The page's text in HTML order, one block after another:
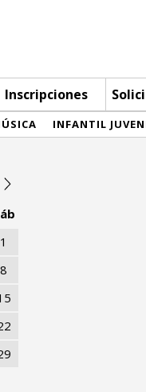
Inscripciones
INFANTIL
1
8